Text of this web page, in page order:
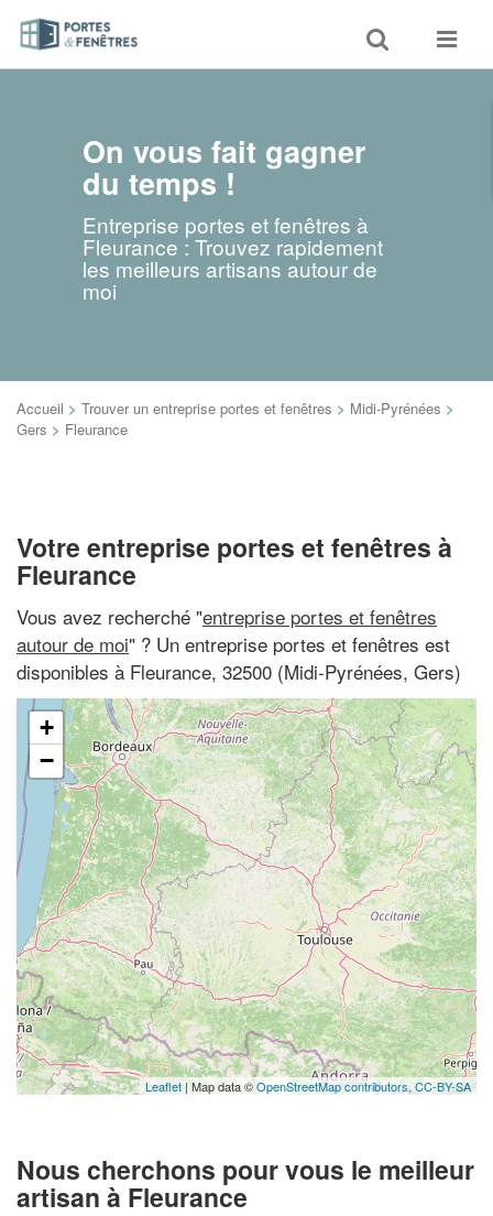
Toggle
search
Toggle
On vous fait gagner
du temps !
Entreprise portes et fenêtres à
Fleurance : Trouvez rapidement
les meilleurs artisans autour de
moi
Accueil > Trouver un entreprise portes et fenêtres > Midi-Pyrénées >
Gers > Fleurance
Votre entreprise portes et fenêtres à
Fleurance
Vous avez recherché "entreprise portes et fenêtres
autour de moi" ? Un entreprise portes et fenêtres est
disponibles à Fleurance, 32500 (Midi-Pyrénées, Gers)
+
−
Leaflet | Map data ©OpenStreetMap contributors, CC-BY-SA
Nous cherchons pour vous le meilleur
artisan à Fleurance